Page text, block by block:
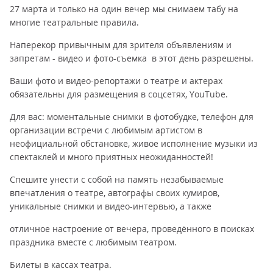
27 марта и только на один вечер мы снимаем табу на
многие театральные правила.
Наперекор привычным для зрителя объявлениям и
запретам - видео и фото-съемка в этот день разрешены.
Ваши фото и видео-репортажи о театре и актерах
обязательны для размещения в соцсетях, YouTube.
Для вас: моментальные снимки в фотобудке, телефон для
организации встречи с любимым артистом в
неофициальной обстановке, живое исполнение музыки из
спектаклей и много приятных неожиданностей!
Спешите унести с собой на память незабываемые
впечатления о театре, автографы своих кумиров,
уникальные снимки и видео-интервью, а также
отличное настроение от вечера, проведённого в поисках
праздника вместе с любимым театром.
Билеты в кассах театра.